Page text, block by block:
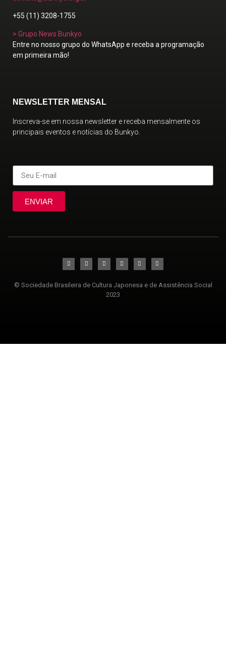
+55 (11) 3208-1755
> Grupo News Bunkyo
Entre no nosso grupo do WhatsApp e receba a programação
em primeira mão!
NEWSLETTER MENSAL
Inscreva-se em nossa newsletter e receba mensalmente os
principais eventos e notícias do Bunkyo.
ENVIAR
© Sociedade Brasileira de Cultura Japonesa e de Assistência Social
2023